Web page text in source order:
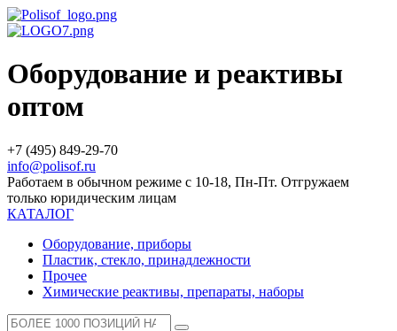
Оборудование и реактивы
оптом
+7 (495) 849-29-70
info@polisof.ru
Работаем в обычном режиме с 10-18, Пн-Пт. Отгружаем
только юридическим лицам
КАТАЛОГ
Оборудование, приборы
Пластик, стекло, принадлежности
Прочее
Химические реактивы, препараты, наборы